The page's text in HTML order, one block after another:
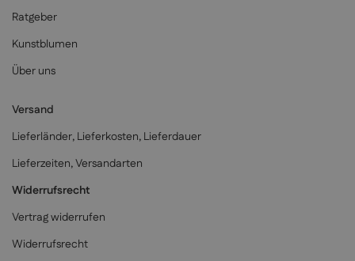
Ratgeber
Kunstblumen
Über uns
Versand
Lieferländer, Lieferkosten, Lieferdauer
Lieferzeiten, Versandarten
Widerrufsrecht
Vertrag widerrufen
Widerrufsrecht